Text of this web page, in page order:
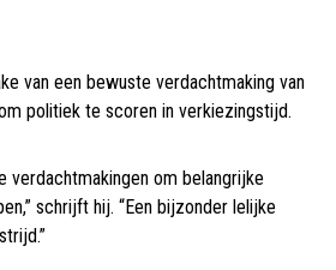
van een bewuste verdachtmaking van
politiek te scoren in verkiezingstijd.
verdachtmakingen om belangrijke
schrijft hij. “Een bijzonder lelijke